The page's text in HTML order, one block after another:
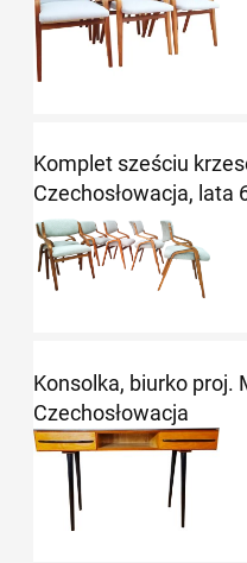
Komplet sześciu
Czechosłowacja, lata
Konsolka, biurko proj.
Czechosłowacja